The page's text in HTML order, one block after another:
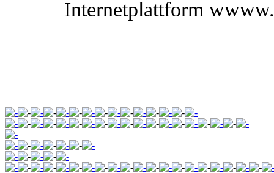
Internetplattform